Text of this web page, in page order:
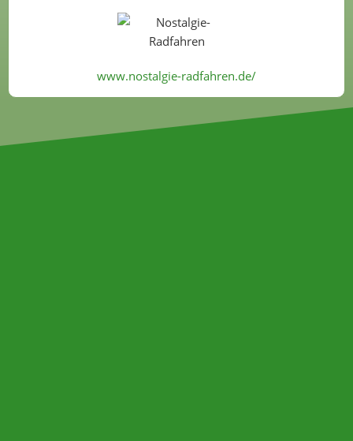
www.nostalgie-radfahren.de/